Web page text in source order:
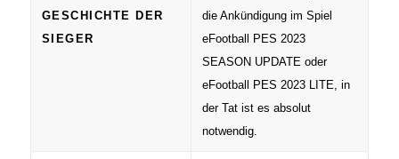
GESCHICHTE DER
SIEGER
die Ankündigung im Spiel
eFootball PES 2023
SEASON UPDATE oder
eFootball PES 2023 LITE, in
der Tat ist es absolut
notwendig.